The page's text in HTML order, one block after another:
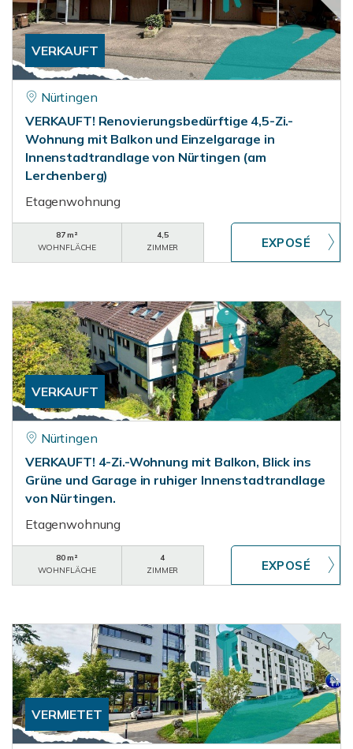
VERKAUFT
Nürtingen
VERKAUFT! Renovierungsbedürftige 4,5-Zi.-
Wohnung mit Balkon und Einzelgarage in
Innenstadtrandlage von Nürtingen (am
Lerchenberg)
Etagenwohnung
87 m²
WOHNFLÄCHE
4,5
ZIMMER
VERKAUFT
Nürtingen
VERKAUFT! 4-Zi.-Wohnung mit Balkon, Blick ins
Grüne und Garage in ruhiger Innenstadtrandlage
von Nürtingen.
Etagenwohnung
80 m²
WOHNFLÄCHE
4
ZIMMER
VERMIETET